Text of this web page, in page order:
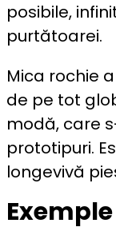
posibile,
purtătoarei.
Mica rochie
de pe tot
modă, care
prototipuri.
longevivă